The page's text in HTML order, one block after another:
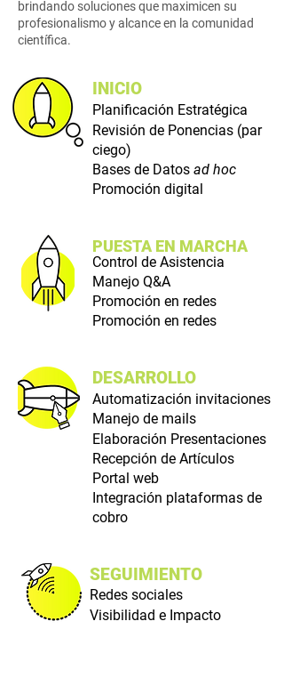
brindando soluciones que maximicen su
profesionalismo y alcance en la comunidad
científica.
INICIO
Planificación Estratégica
Revisión de Ponencias (par
ciego)
Bases de Datos ad hoc
Promoción digital
PUESTA EN MARCHA
Control de Asistencia
Manejo Q&A
Promoción en redes
Promoción en redes
DESARROLLO
Automatización invitaciones
Manejo de mails
Elaboración Presentaciones
Recepción de Artículos
Portal web
Integración plataformas de
cobro
Redes sociales
SEGUIMIENTO
Visibilidad e Impacto